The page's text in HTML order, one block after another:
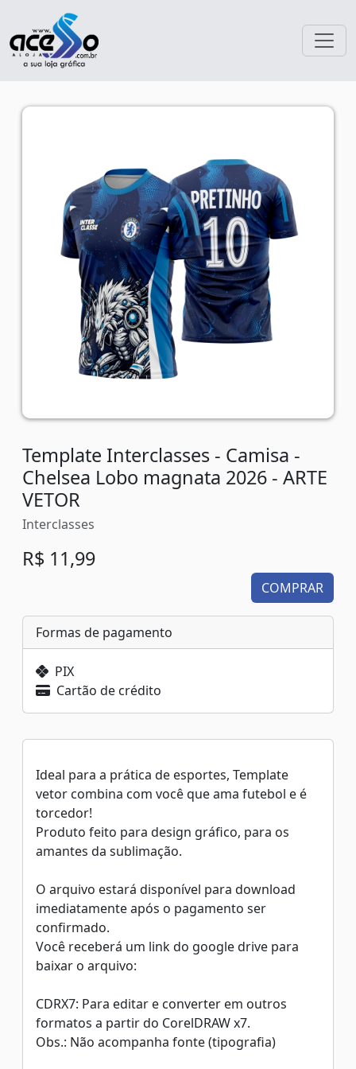
Template Interclasses - Camisa -
Chelsea Lobo magnata 2026 - ARTE
VETOR
Interclasses
R$ 11,99
COMPRAR
Formas de pagamento
PIX
Cartão de crédito
Ideal para a prática de esportes, Template
vetor combina com você que ama futebol e é
torcedor!
Produto feito para design gráfico, para os
amantes da sublimação.
O arquivo estará disponível para download
imediatamente após o pagamento ser
confirmado.
Você receberá um link do google drive para
baixar o arquivo:
CDRX7: Para editar e converter em outros
formatos a partir do CorelDRAW x7.
Obs.: Não acompanha fonte (tipografia)